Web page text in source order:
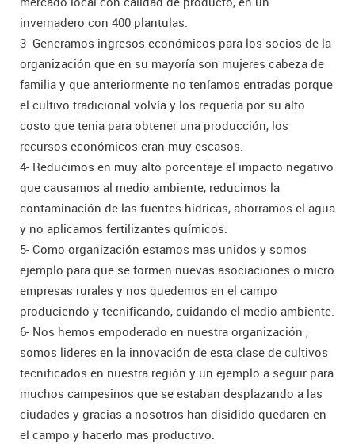
invernadero con 400 plantulas.
3- Generamos ingresos económicos para los socios de la
organización que en su mayoría son mujeres cabeza de
familia y que anteriormente no teníamos entradas porque
el cultivo tradicional volvía y los requería por su alto
costo que tenia para obtener una producción, los
recursos económicos eran muy escasos.
4- Reducimos en muy alto porcentaje el impacto negativo
que causamos al medio ambiente, reducimos la
contaminación de las fuentes hidricas, ahorramos el agua
y no aplicamos fertilizantes químicos.
5- Como organización estamos mas unidos y somos
ejemplo para que se formen nuevas asociaciones o micro
empresas rurales y nos quedemos en el campo
produciendo y tecnificando, cuidando el medio ambiente.
6- Nos hemos empoderado en nuestra organización ,
somos lideres en la innovación de esta clase de cultivos
tecnificados en nuestra región y un ejemplo a seguir para
muchos campesinos que se estaban desplazando a las
ciudades y gracias a nosotros han disidido quedaren en
el campo y hacerlo mas productivo.